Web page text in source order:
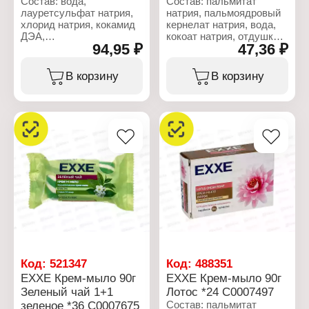
Упаковка: флакон с
дозатором
Объем: 700 мл
лауретсульфат натрия,
хлорид натрия, кокамид
ДЭА,
кокамидопропилбетаин,
мангиферы индийской
(манго), отдушка,
метилхлоризотиазолинон,
метилизотиазолинон,
лимонен, CI15985,
CI14720, CI19140.
Характеристики:
Бренд: EXXE
Серия: Body Spa
Тип товара: Мыло
Аромат: манго и орхидея
Активные компоненты:
экстракт манго
Упаковка: флакон
Объем: 500 мл
94,95 ₽
В корзину
натрия, пальмоядровый
кернелат натрия, вода,
кокоат натрия, отдушка,
хлорид натрия, глицерин,
тетранатриевая соль
ЭДТА, этидроновая
кислота, вазелиновое
Характеристики:
Бренд: EXXE
Тип товара: Туалетное
мыло
Вариация: крем
Название: "Авокадо"
Действие: интенсивное
увлажнение
Вес: 90 г
47,36 ₽
В корзину
Код: 521347
EXXE Крем-мыло 90г
Зеленый чай 1+1
зеленое *36 С0007675
Код:488351
EXXE Крем-мыло 90г
Лотос *24 С0007497
Состав: пальмитат